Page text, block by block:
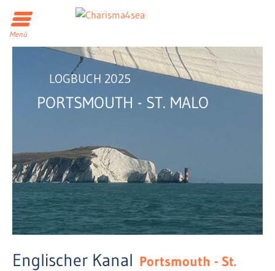
Menü
LOGBUCH 2025
PORTSMOUTH - ST. MALO
Englischer Kanal Portsmouth - St.